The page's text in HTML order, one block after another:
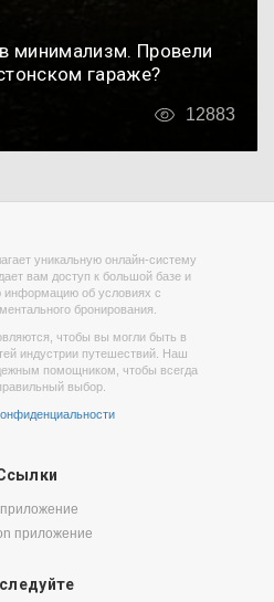
минимализм. Провели
гараже?
12883
уникальную онлайн-систему
вам доступ к большой базе и
информацию об условиях с
бронирования.
чтобы вы могли быть в
индустрии путешествий. Наш
помощником, чтобы всегда
выбор.
приложение
приложение